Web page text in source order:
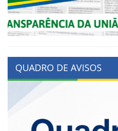
QUADRO DE AVISOS